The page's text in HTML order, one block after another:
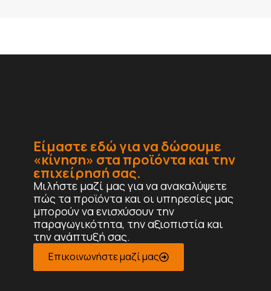
Είμαστε εδώ για να δώσουμε
«κίνηση» στα προϊόντα και την
επιχείρησή σας.
Μιλήστε μαζί μας για να ανακαλύψετε
πώς τα προϊόντα και οι υπηρεσίες μας
μπορούν να ενισχύσουν την
παραγωγικότητα, την αξιοπιστία και
την ανάπτυξή σας.
Επικοινωνήστε μαζί μας